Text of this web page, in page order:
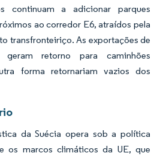
continuam a adicionar parques
ao corredor E6, atraídos pela
transfronteiriço. As exportações de
geram retorno para caminhões
forma retornariam vazios dos
da Suécia opera sob a política
os marcos climáticos da UE, que